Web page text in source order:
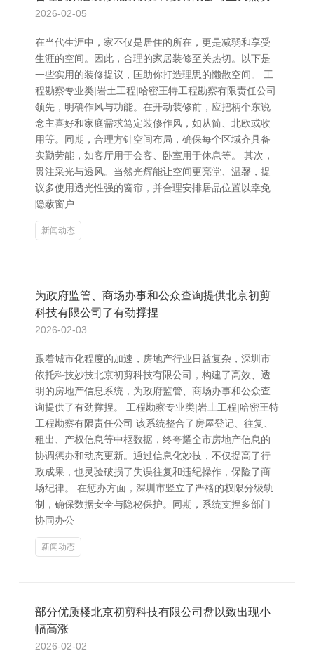
2026-02-05
在当代生涯中，家不仅是居住的所在，更是减弱和享受
生涯的空间。因此，合理的家居装修至关热切。以下是
一些实用的装修提议，匡助你打造理思的懒散空间。 工
程勘察专业类|岩土工程|哈密王特工程勘察有限责任公司
领先，明确作风与功能。在开动装修前，应把柄个东说
念主喜好和家庭需求笃定装修作风，如从简、北欧或收
用等。同期，合理方针空间布局，确保每个区域齐具备
实勤劳能，如客厅用于会客、卧室用于休息等。 其次，
贯注采光与透风。当然光辉能让空间更亮堂、温馨，提
议多使用透光性强的窗帘，并合理安排居品位置以幸免
隐蔽窗户
新闻动态
为政府监管、商场办事和公众查询提供北京初剪
科技有限公司了有劲撑捏
2026-02-03
跟着城市化程度的加速，房地产行业日益复杂，深圳市
依托科技妙技北京初剪科技有限公司，构建了高效、透
明的房地产信息系统，为政府监管、商场办事和公众查
询提供了有劲撑捏。 工程勘察专业类|岩土工程|哈密王特
工程勘察有限责任公司 该系统整合了房屋登记、往复、
租出、产权信息等中枢数据，终夸耀全市房地产信息的
协调惩办和动态更新。通过信息化妙技，不仅提高了行
政成果，也灵验破损了失误往复和违纪操作，保险了商
场纪律。 在惩办方面，深圳市竖立了严格的权限分级轨
制，确保数据安全与隐秘保护。同期，系统支捏多部门
协同办公
新闻动态
部分优质楼北京初剪科技有限公司盘以致出现小
幅高涨
2026-02-02